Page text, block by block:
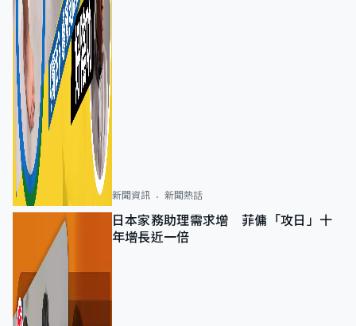
新聞資訊 新聞熱話
日本家務助理需求增 菲傭「攻日」十
年增長近一倍